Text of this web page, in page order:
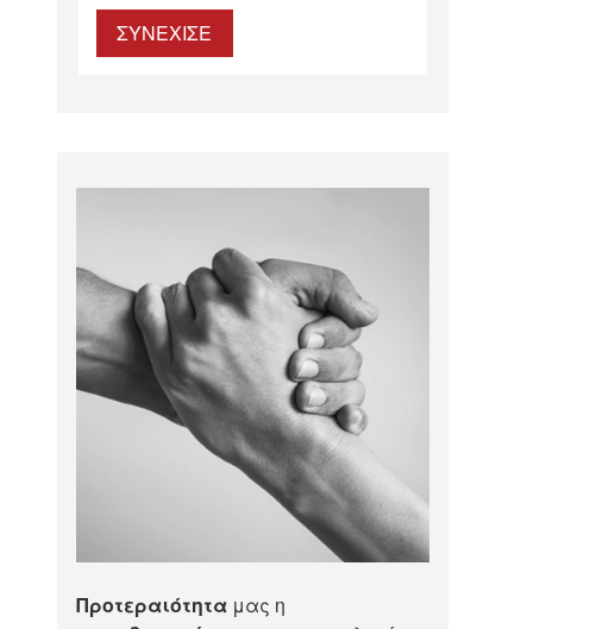
ΣΥΝΕΧΙΣΕ
Προτεραιότητα μας η